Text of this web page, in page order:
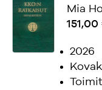
Mia
151,00
2026